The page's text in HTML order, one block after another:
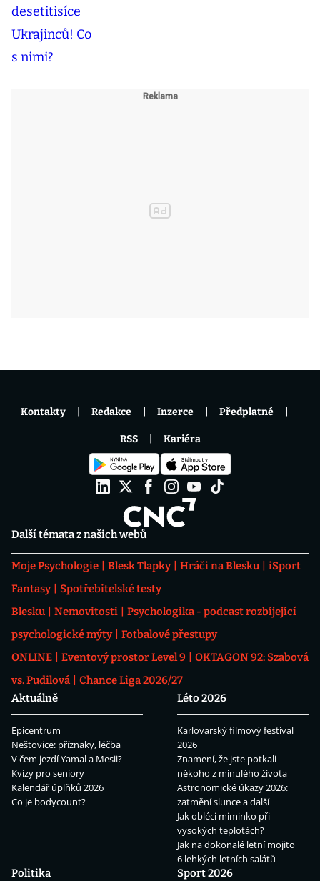
Další témata z našich webů
Moje Psychologie Blesk Tlapky Hráči na Blesku
iSport
Fantasy
Spotřebitelské testy
Blesku
Nemovitosti
Psychologika - podcast rozbíjející
psychologické mýty
Fotbalové přestupy
ONLINE
Eventový prostor Level 9
OKTAGON 92: Szabová
vs. Pudilová
Chance Liga 2026/27
Aktuálně
Epicentrum
Neštovice: příznaky, léčba
V čem jezdí Yamal a Mesii?
Kvízy pro seniory
Kalendář úplňků 2026
Co je bodycount?
Léto 2026
Karlovarský filmový festival
2026
Znamení, že jste potkali
někoho z minulého života
Astronomické úkazy 2026:
zatmění slunce a další
Jak obléci miminko při
vysokých teplotách?
Jak na dokonalé letní mojito
6 lehkých letních salátů
Politika
Sport 2026
Kontakty Redakce Inzerce Předplatné
RSS Kariéra